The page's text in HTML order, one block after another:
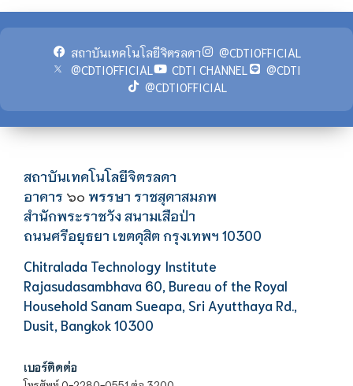
สถาบันเทคโนโลยีจิตรลดา
@CDTIOFFICIAL
@CDTIOFFICIAL
CDTI CHANNEL
@CDTI
@CDTIOFFICIAL
สถาบันเทคโนโลยีจิตรลดา
อาคาร ๖๐ พรรษา ราชสุดาสมภพ
สำนักพระราชวัง สนามเสือป่า
ถนนศรีอยุธยา เขตดุสิต กรุงเทพฯ 10300
Chitralada Technology Institute
Rajasudasambhava 60, Bureau of the Royal
Household Sanam Sueapa, Sri Ayutthaya Rd.,
Dusit, Bangkok 10300
เบอร์ติดต่อ